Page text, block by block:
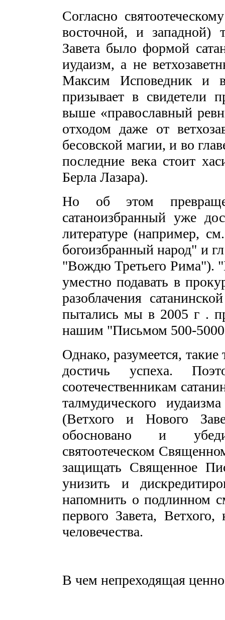
Согласно
восточной, и западной)
Завета было формой
иудаизм, а не
Максим Исповедник и
призывает в свидетели
выше «православный
отходом даже от
бесовской магии, и во
последние века стоит
Берла Лазара).
Но об этом
сатаноизбранный уже
литературе (например,
богоизбранный народ" и
"Вождю Третьего Рима").
уместно подавать в
разоблачения
пытались мы в 2005 г .
нашим "Письмом 500-
Однако, разумеется,
достичь успеха.
соотечественникам
талмудического
(Ветхого и Нового
обосновано и
святоотеческом
защищать Священное
унизить и
напомнить о подлинном
первого Завета,
человечества.
В чем непреходящая